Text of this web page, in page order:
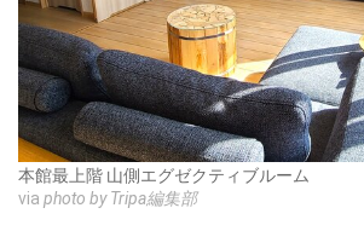
本館最上階 山側エグゼクティブルーム
via photo by Tripa編集部